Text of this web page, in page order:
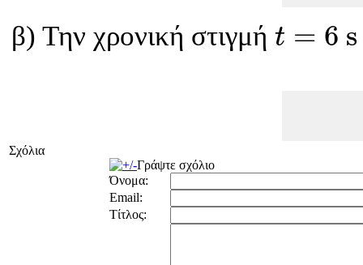
β) Την χρονική στιγμή t = 6 s
t= s
Σχόλια
Γράψτε σχόλιο
Όνομα:
Email:
Τίτλος: